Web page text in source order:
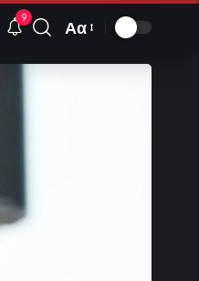
9
Font
Resizer
Αα